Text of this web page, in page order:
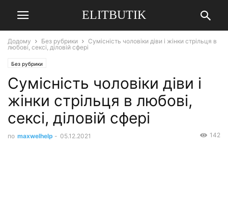
ELITBUTIK
Додому Без рубрики
Сумісність чоловіки діви і жінки стрільця в
любові, сексі, діловій сфері
Без рубрики
Сумісність чоловіки діви і
жінки стрільця в любові,
сексі, діловій сфері
по maxwelhelp - 05.12.2021 142